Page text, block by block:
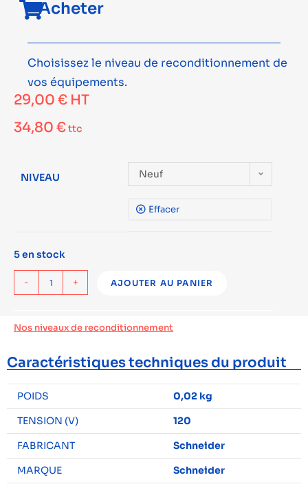
Acheter
Choisissez le niveau de reconditionnement de
vos équipements.
29,00 € HT
34,80 €ttc
NIVEAU Neuf
Effacer
5 en stock
- + AJOUTER AU PANIER
Nos niveaux de reconditionnement
Caractéristiques techniques du produit
POIDS
0,02 kg
TENSION (V)
120
FABRICANT
Schneider
MARQUE
Schneider